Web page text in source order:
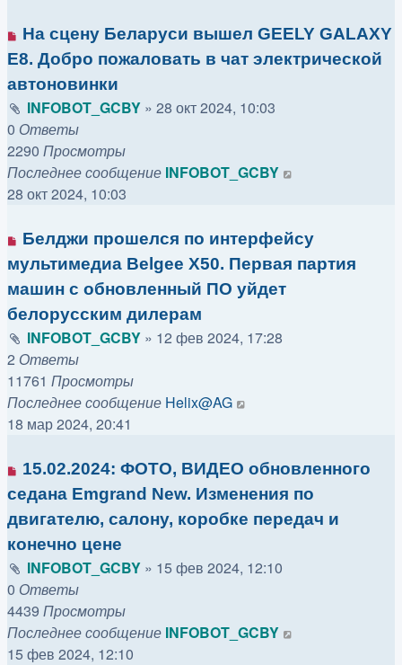
На сцену Беларуси вышел GEELY GALAXY
E8. Добро пожаловать в чат электрической
автоновинки
INFOBOT_GCBY » 28 окт 2024, 10:03
0 Ответы
2290 Просмотры
Последнее сообщение INFOBOT_GCBY
28 окт 2024, 10:03
Белджи прошелся по интерфейсу
мультимедиа Belgee X50. Первая партия
машин с обновленный ПО уйдет
белорусским дилерам
INFOBOT_GCBY » 12 фев 2024, 17:28
2 Ответы
11761 Просмотры
Последнее сообщение Helix@AG
18 мар 2024, 20:41
15.02.2024: ФОТО, ВИДЕО обновленного
седана Emgrand New. Изменения по
двигателю, салону, коробке передач и
конечно цене
INFOBOT_GCBY » 15 фев 2024, 12:10
0 Ответы
4439 Просмотры
Последнее сообщение INFOBOT_GCBY
15 фев 2024, 12:10